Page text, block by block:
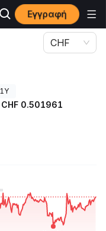
Εγγραφή
Τιμή RZR
CHF
1Y
CHF 0.501961